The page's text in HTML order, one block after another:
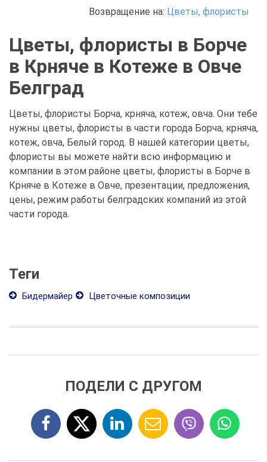
Возвращение на: Цветы, флористы
Цветы, флористы в Борче
в Крняче в Котеже в Овче
Белград
Цветы, флористы Борча, крняча, котеж, овча. Они тебе
нужны цветы, флористы в части города Борча, крняча,
котеж, овча, Белый город. В нашей категории цветы,
флористы вы можете найти всю информацию и
компании в этом районе цветы, флористы в Борче в
Крняче в Котеже в Овче, презентации, предложения,
цены, режим работы белградских компаний из этой
части города.
Теги
Бидермайер Цветочные композиции
ПОДЕЛИ С ДРУГОМ